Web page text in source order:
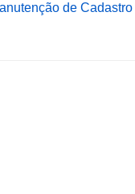
de